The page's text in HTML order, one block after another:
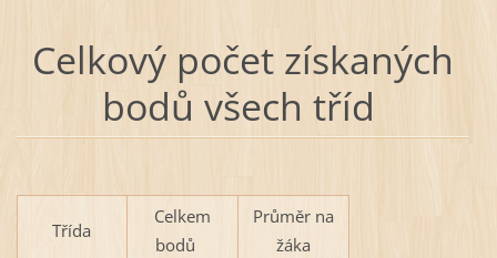
Celkový počet získaných
bodů všech tříd
Třída
Celkem
bodů
Průměr na
žáka